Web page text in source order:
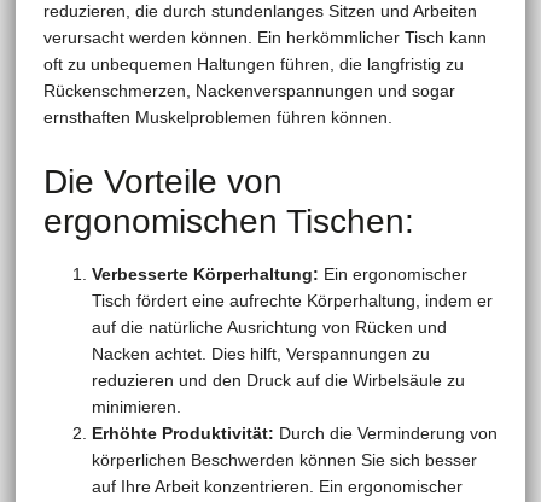
reduzieren, die durch stundenlanges Sitzen und Arbeiten
verursacht werden können. Ein herkömmlicher Tisch kann
oft zu unbequemen Haltungen führen, die langfristig zu
Rückenschmerzen, Nackenverspannungen und sogar
ernsthaften Muskelproblemen führen können.
Die Vorteile von
ergonomischen Tischen:
Verbesserte Körperhaltung: Ein ergonomischer
Tisch fördert eine aufrechte Körperhaltung, indem er
auf die natürliche Ausrichtung von Rücken und
Nacken achtet. Dies hilft, Verspannungen zu
reduzieren und den Druck auf die Wirbelsäule zu
minimieren.
Erhöhte Produktivität: Durch die Verminderung von
körperlichen Beschwerden können Sie sich besser
auf Ihre Arbeit konzentrieren. Ein ergonomischer